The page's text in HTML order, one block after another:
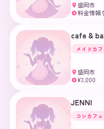
盛岡市
¥ 料金情報
cafe &
メイドカフ
盛岡市
¥ ¥3,000
JENNI
コンカフェ